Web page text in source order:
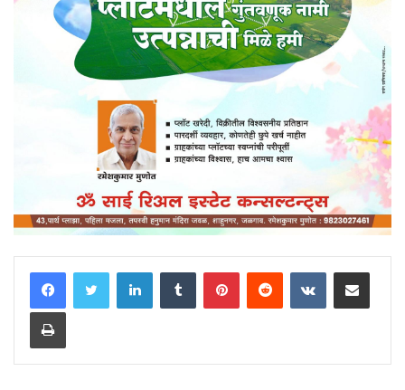
LinkedInTumblr PinterestReddit VKontakteShare via Email
Print